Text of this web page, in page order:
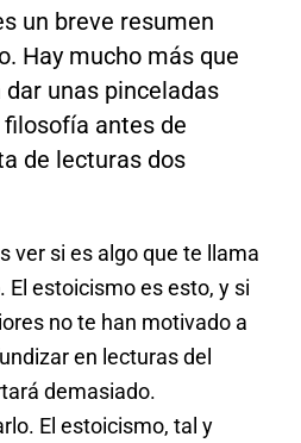
un breve resumen
Hay mucho más que
unas pinceladas
antes de
de lecturas dos
ver si es algo que te llama
El estoicismo es esto, y si
no te han motivado a
en lecturas del
demasiado.
El estoicismo, tal y